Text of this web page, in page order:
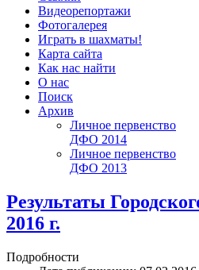
Видеорепортажи
Фотогалерея
Играть в шахматы!
Карта сайта
Как нас найти
О нас
Поиск
Архив
Личное первенство
ДФО 2014
Личное первенство
ДФО 2013
Результаты
2016 г.
Подробности